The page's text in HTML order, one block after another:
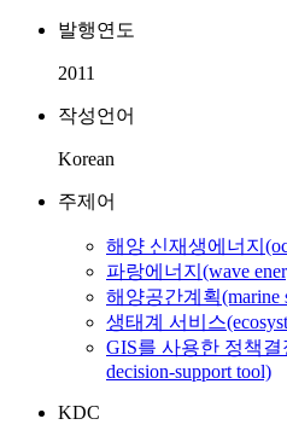
발행연도
2011
작성언어
Korean
주제어
해양 신재생에너지
파랑에너지(wave
해양공간계획(marine
생태계 서비스
GIS를 사용한 정책결
decision-support tool)
KDC